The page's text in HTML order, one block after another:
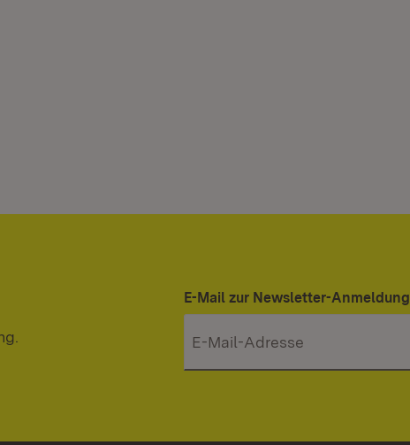
E-Mail zur Newsletter-Anmeldung